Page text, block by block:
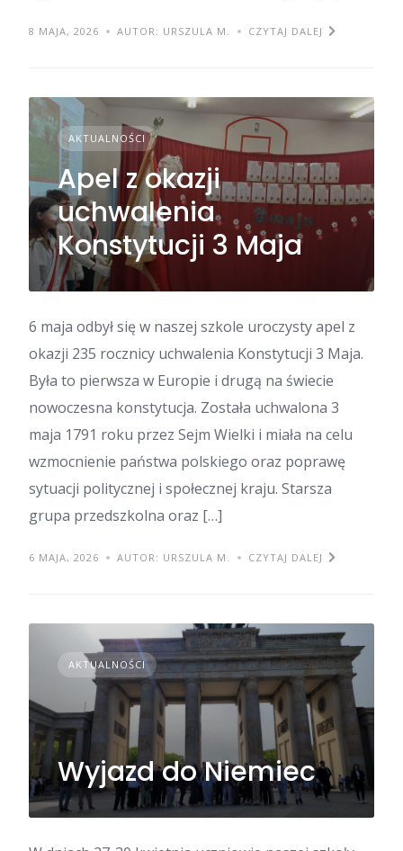
8 MAJA, 2026 AUTOR: URSZULA M. CZYTAJ DALEJ
AKTUALNOŚCI
Apel z okazji
uchwalenia
Konstytucji 3 Maja
6 maja odbył się w naszej szkole uroczysty apel z
okazji 235 rocznicy uchwalenia Konstytucji 3 Maja.
Była to pierwsza w Europie i drugą na świecie
nowoczesna konstytucja. Została uchwalona 3
maja 1791 roku przez Sejm Wielki i miała na celu
wzmocnienie państwa polskiego oraz poprawę
sytuacji politycznej i społecznej kraju. Starsza
grupa przedszkolna oraz […]
6 MAJA, 2026 AUTOR: URSZULA M. CZYTAJ DALEJ
AKTUALNOŚCI
Wyjazd do Niemiec